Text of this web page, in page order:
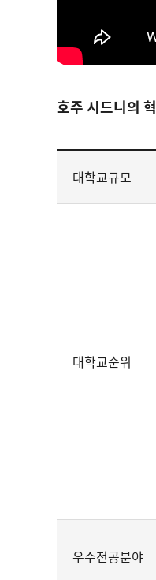
호주 시드니의
대학교규모
대학교순위
우수전공분야